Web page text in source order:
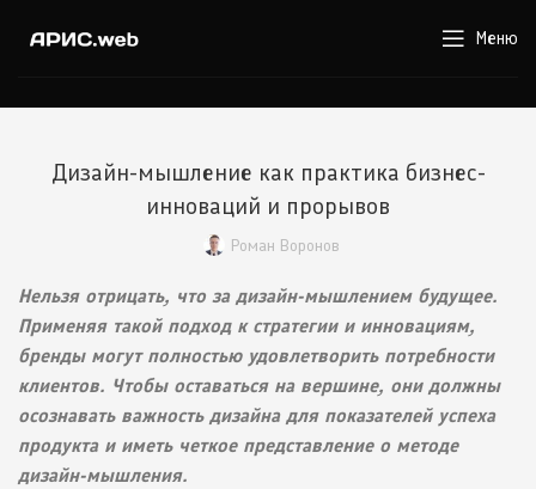
Меню
Дизайн-мышление как практика бизнес-
инноваций и прорывов
Роман Воронов
Нельзя отрицать, что за дизайн-мышлением будущее.
Применяя такой подход к стратегии и инновациям,
бренды могут полностью удовлетворить потребности
клиентов. Чтобы оставаться на вершине, они должны
осознавать важность дизайна для показателей успеха
продукта и иметь четкое представление о методе
дизайн-мышления.